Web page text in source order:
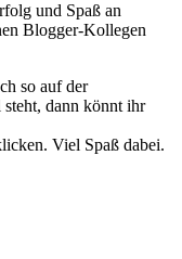
und Spaß an
Blogger-Kollegen
so auf der
dann könnt ihr
Viel Spaß dabei.